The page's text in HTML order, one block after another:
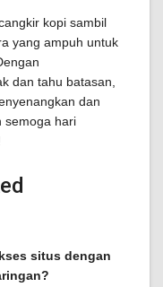
kopi sambil
yang ampuh untuk
dan tahu batasan,
dan
semoga hari
situs dengan